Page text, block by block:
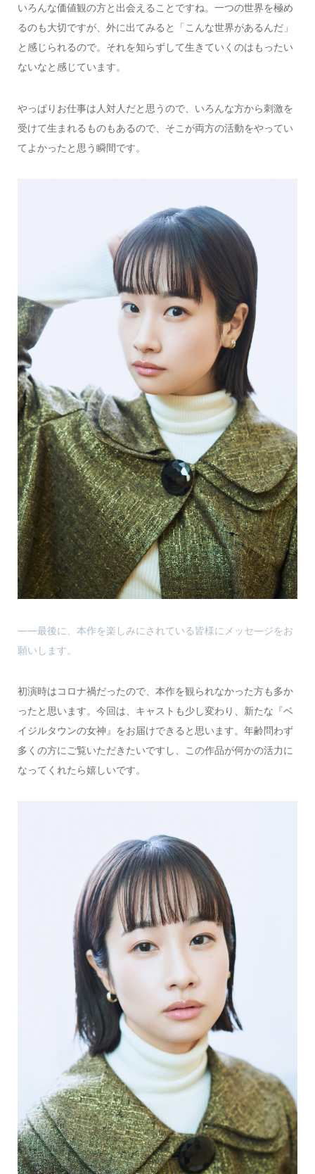
いろんな価値観の方と出会えることですね。一つの世界を極め
るのも大切ですが、外に出てみると「こんな世界があるんだ」
と感じられるので。それを知らずして生きていくのはもったい
ないなと感じています。
やっぱりお仕事は人対人だと思うので、いろんな方から刺激を
受けて生まれるものもあるので、そこが両方の活動をやってい
てよかったと思う瞬間です。
――最後に、本作を楽しみにされている皆様にメッセ―ジをお
願いします。
初演時はコロナ禍だったので、本作を観られなかった方も多か
ったと思います。今回は、キャストも少し変わり、新たな『ベ
イジルタウンの女神』をお届けできると思います。年齢問わず
多くの方にご覧いただきたいですし、この作品が何かの活力に
なってくれたら嬉しいです。